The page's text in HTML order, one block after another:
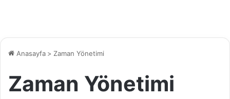
Anasayfa > Zaman Yönetimi
Zaman Yönetimi